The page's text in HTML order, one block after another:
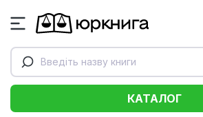
Введіть назву книги
КАТАЛОГ